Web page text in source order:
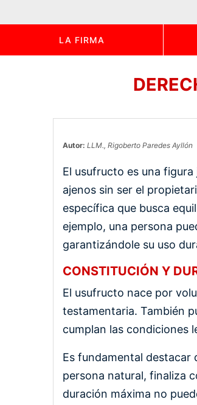
LA FIRMA
Autor: LLM., Rigoberto Paredes Ayllón
El usufructo es una
ajenos sin ser el
específica que busca
ejemplo, una persona
garantizándole su uso
CONSTITUCIÓN Y
El usufructo nace por
testamentaria. También
cumplan las condiciones
Es fundamental destacar
persona natural, finaliza
duración máxima no